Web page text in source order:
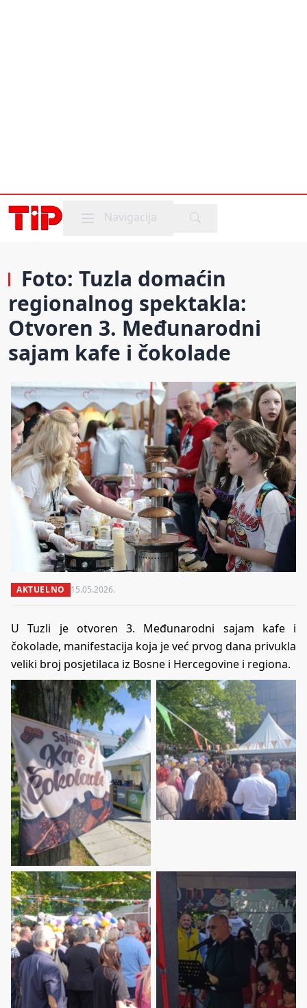
Mobile menu
Navigacija
Foto: Tuzla domaćin
regionalnog spektakla:
Otvoren 3. Međunarodni
sajam kafe i čokolade
AKTUELNO 15.05.2026.
U Tuzli je otvoren 3. Međunarodni sajam kafe i
čokolade, manifestacija koja je već prvog dana privukla
veliki broj posjetilaca iz Bosne i Hercegovine i regiona.